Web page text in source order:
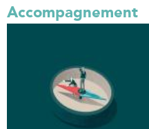
Accompagnement